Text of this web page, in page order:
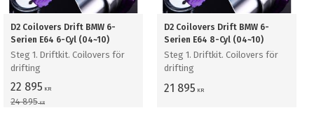
D2 Coilovers Drift BMW 6-
Serien E64 6-Cyl (04~10)
Steg 1. Driftkit. Coilovers för
drifting
22 895 KR
24 895KR
D2 Coilovers Drift BMW 6-
Serien E64 8-Cyl (04~10)
Steg 1. Driftkit. Coilovers för
drifting
21 895 KR